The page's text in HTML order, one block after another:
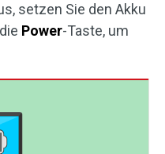
setzen Sie den Akku
Power-Taste, um